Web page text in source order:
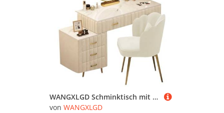
WANGXLGD Schminktisch mit Spiegel und Beleuchtung, Schminkkommode mit Stuhl, Schminktisch mit verstellbarem Schrank für Schlafzimmer, Schminkraum (White,80cm/31.5in)
von WANGXLGD